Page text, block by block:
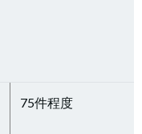
75件程度